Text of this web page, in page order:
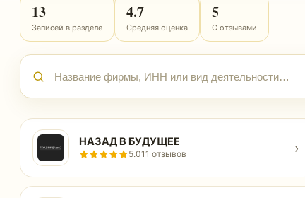
Записей в разделе
13
Средняя оценка
4.7
С отзывами
5
НАЗАД В БУДУЩЕЕ
5.011 отзывов ›